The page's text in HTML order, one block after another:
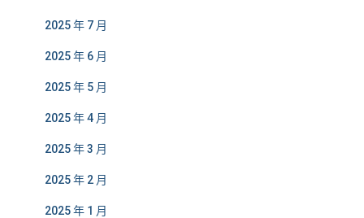
2025 年 7 月
2025 年 6 月
2025 年 5 月
2025 年 4 月
2025 年 3 月
2025 年 2 月
2025 年 1 月